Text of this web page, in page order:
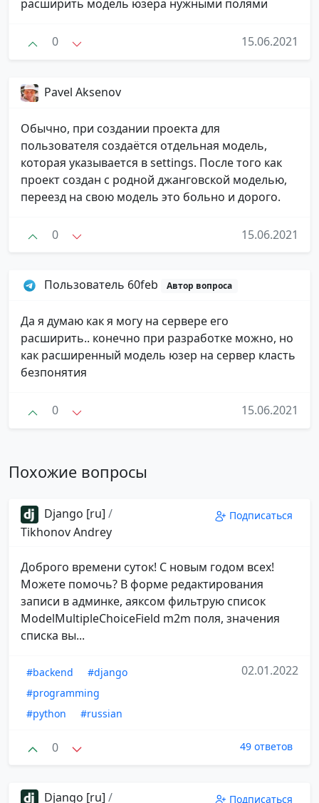
расширить модель юзера нужными полями
0 15.06.2021
Pavel Aksenov
Обычно, при создании проекта для
пользователя создаётся отдельная модель,
которая указывается в settings. После того как
проект создан с родной джанговской моделью,
переезд на свою модель это больно и дорого.
0 15.06.2021
Пользователь 60feb Автор вопроса
Да я думаю как я могу на сервере его
расширить.. конечно при разработке можно, но
как расширенный модель юзер на сервер класть
безпонятия
0 15.06.2021
Похожие вопросы
Django [ru] /
Tikhonov Andrey
Подписаться
Доброго времени суток! С новым годом всех!
Можете помочь? В форме редактирования
записи в админке, аяксом фильтрую список
ModelMultipleChoiceField m2m поля, значения
списка вы...
#backend
#django
#programming
#python
#russian
02.01.2022
0 49 ответов
Django [ru] / Подписаться